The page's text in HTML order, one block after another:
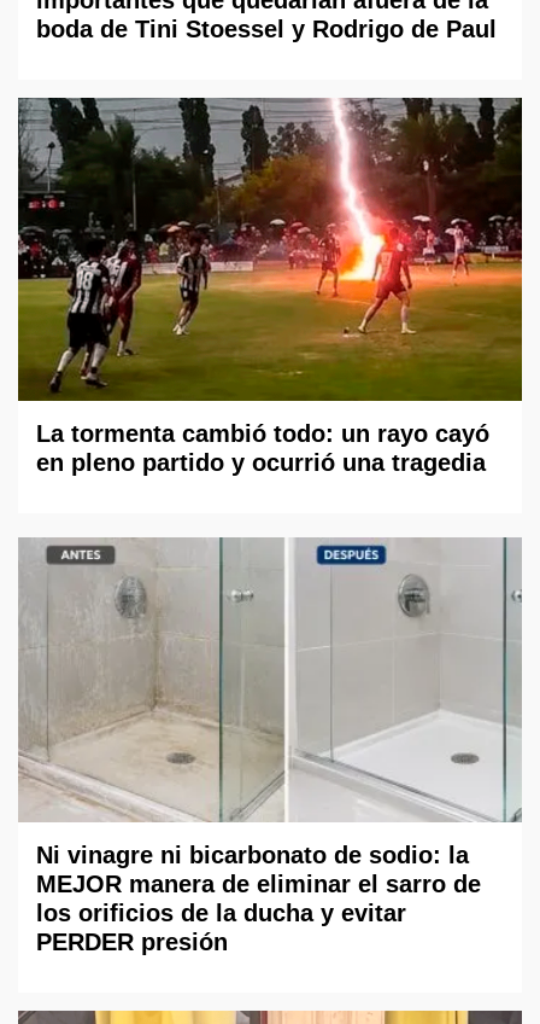
boda de Tini Stoessel y Rodrigo de Paul
La tormenta cambió todo: un rayo cayó
en pleno partido y ocurrió una tragedia
Ni vinagre ni bicarbonato de sodio: la
MEJOR manera de eliminar el sarro de
los orificios de la ducha y evitar
PERDER presión